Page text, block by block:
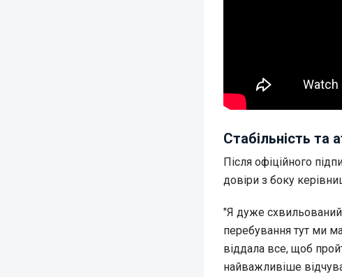
Стабільність та
Після офіційного
довіри з боку
"Я дуже схвильований
перебування тут ми
віддала все, щоб
найважливіше